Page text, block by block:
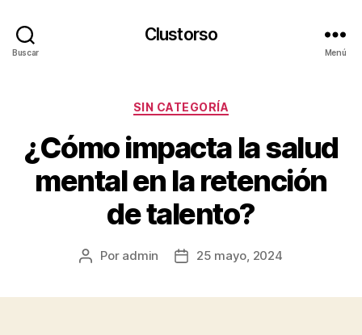
Buscar
Clustorso
Menú
Categorías
SIN CATEGORÍA
¿Cómo impacta la salud
mental en la retención
de talento?
Autor
Por admin
Fecha25 mayo, 2024